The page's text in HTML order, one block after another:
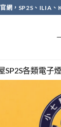
網，SP2S、ILIA
、煙彈全網最優